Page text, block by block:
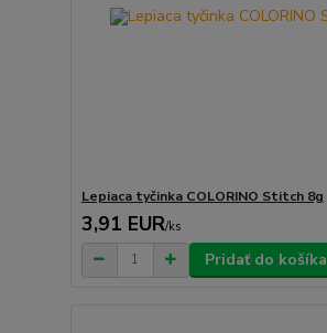
Lepiaca tyčinka COLORINO Stitch 8g
3,91 EUR/ks
Pridať do košíka